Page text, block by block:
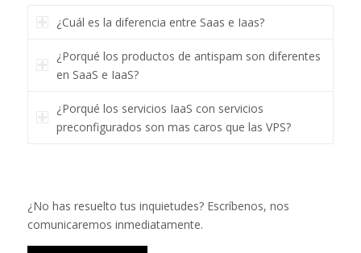
¿Cuál es la diferencia entre Saas e Iaas?
¿Porqué los productos de antispam son diferentes
en SaaS e IaaS?
¿Porqué los servicios IaaS con servicios
preconfigurados son mas caros que las VPS?
¿No has resuelto tus inquietudes? Escríbenos, nos
comunicaremos inmediatamente.